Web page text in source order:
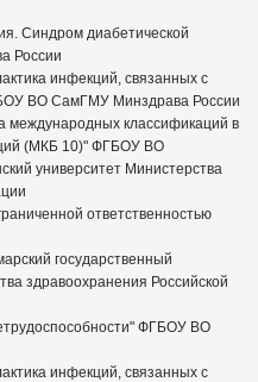
Синдром диабетической
России
инфекций, связанных с
ВО СамГМУ Минздрава России
международных классификаций в
(МКБ 10)" ФГБОУ ВО
университет Министерства
ответственностью
государственный
здравоохранения Российской
ФГБОУ ВО
инфекций, связанных с